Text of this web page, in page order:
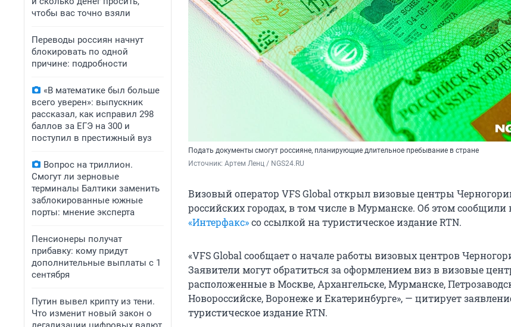
чтобы вас точно взяли
Переводы россиян начнут
блокировать по одной
причине: подробности
«В математике был больше
всего уверен»: выпускник
рассказал, как исправил 298
баллов за ЕГЭ на 300 и
поступил в престижный вуз
Вопрос на триллион.
Смогут ли зерновые
терминалы Балтики заменить
заблокированные южные
порты: мнение эксперта
Пенсионеры получат
прибавку: кому придут
дополнительные выплаты с 1
сентября
Путин вывел крипту из тени.
Что изменит новый закон о
Подать документы смогут россияне, планирующие длительное пребывание в стране
Источник: Артем Ленц / NGS24.RU
Визовый оператор VFS Global открыл визовые центры
российских городах, в том числе в Мурманске. Об этом сообщили
«Интерфакс»со ссылкой на туристическое издание RTN.
«VFS Global сообщает о начале работы визовых центров
Заявители могут обратиться за оформлением виз в визовые
расположенные в Москве, Архангельске, Мурманске,
Новороссийске, Воронеже и Екатеринбурге», — цитирует
туристическое издание RTN.